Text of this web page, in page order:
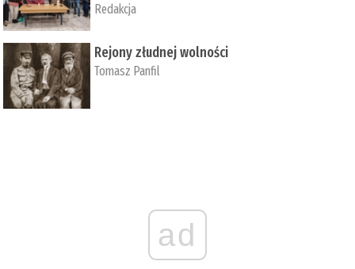
Redakcja
Rejony złudnej wolności
Tomasz Panfil
ad